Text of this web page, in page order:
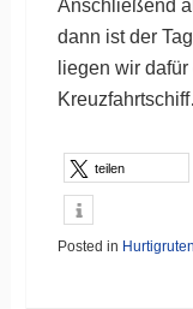
Anschließend
dann ist der
liegen wir
teilen
Posted in